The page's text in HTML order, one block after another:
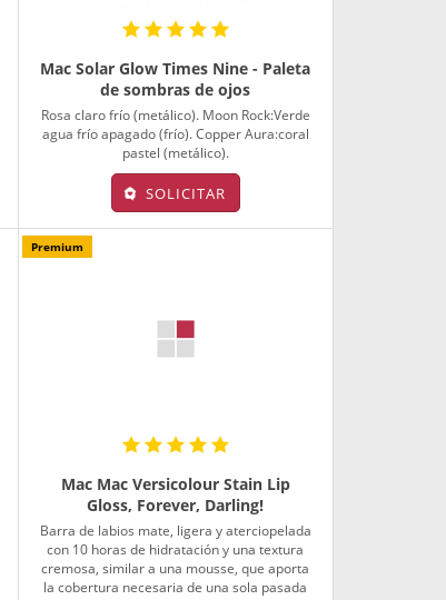
Mac Solar Glow Times Nine - Paleta
de sombras de ojos
Rosa claro frío (metálico). Moon Rock:Verde
agua frío apagado (frío). Copper Aura:coral
pastel (metálico).
SOLICITAR
Premium
Mac Mac Versicolour Stain Lip
Gloss, Forever, Darling!
Barra de labios mate, ligera y aterciopelada
con 10 horas de hidratación y una textura
cremosa, similar a una mousse, que aporta
la cobertura necesaria de una sola pasada